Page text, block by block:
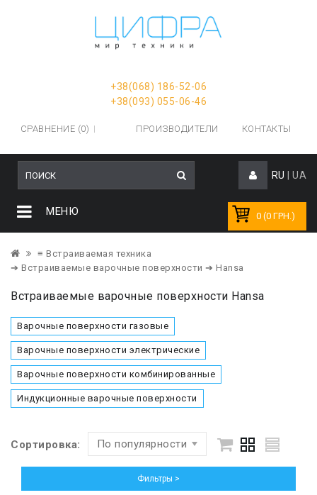
+38(068) 186-52-06
+38(093) 055-06-46
СРАВНЕНИЕ (0) ПРОИЗВОДИТЕЛИ КОНТАКТЫ
RU UA
0 (0 ГРН.)
МЕНЮ
≡ Встраиваемая техника
➔ Встраиваемые варочные поверхности ➔ Hansa
Встраиваемые варочные поверхности Hansa
Варочные поверхности газовые
Варочные поверхности электрические
Варочные поверхности комбинированные
Индукционные варочные поверхности
Сортировка: По популярности
Фильтры >